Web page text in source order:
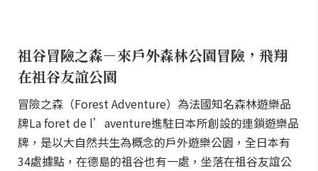
祖谷冒險之森－來戶外森林公園冒險，飛翔
在祖谷友誼公園
冒險之森（Forest Adventure）為法國知名森林遊樂品
牌La foret de l’aventure進駐日本所創設的連鎖遊樂品
牌，是以大自然共生為概念的戶外遊樂公園，全日本有
34處據點，在德島的祖谷也有一處，坐落在祖谷友誼公